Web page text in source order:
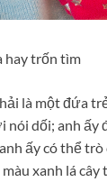
là một đứa
dối; anh ấy
ấy có thể trò
xanh lá cây